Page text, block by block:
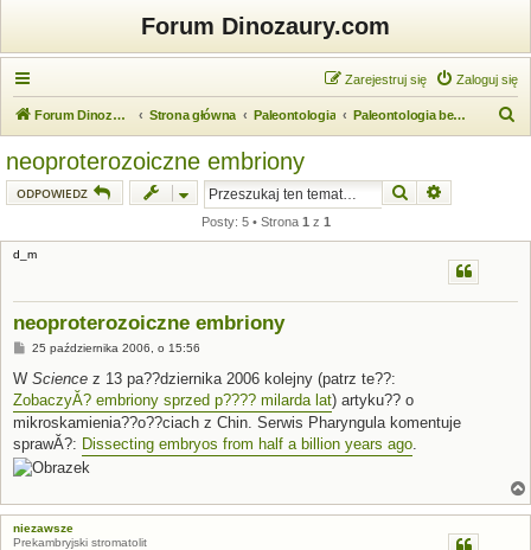
Forum Dinozaury.com
Zaloguj się
Zarejestruj się
Forum Dinozaury.com Strona główna Paleontologia Paleontologia bezkręgowców
neoproterozoiczne embriony
ODPOWIEDZ Szukaj
Posty: 5 • Strona 1 z 1
d_m
neoproterozoiczne embriony
P
s
25 października 2006, o 15:56
W Science z 13 pa??dziernika 2006 kolejny (patrz te??:
ZobaczyĂ? embriony sprzed p???? milarda lat) artyku?? o
mikroskamienia??o??ciach z Chin. Serwis Pharyngula komentuje
sprawĂ?: Dissecting embryos from half a billion years ago.
niezawsze
Prekambryjski stromatolit